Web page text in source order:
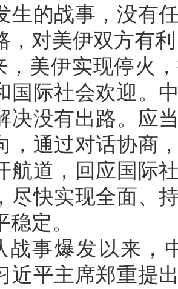
生的战事，没有
，对美伊双方有
，美伊实现停火
国际社会欢迎。
决没有出路。应
，通过对话协商
航道，回应国际
尽快实现全面、
稳定。
战事爆发以来，
近平主席郑重提